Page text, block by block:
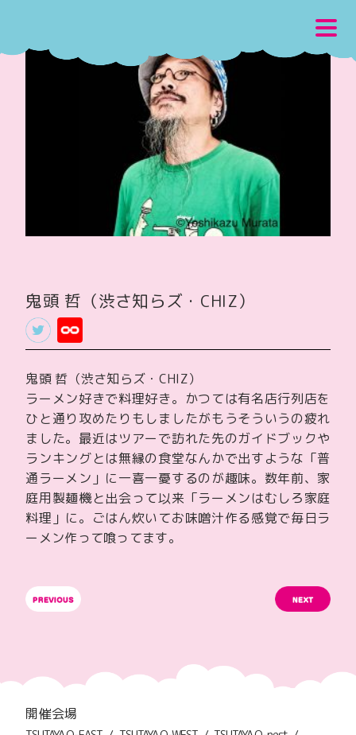
鬼頭 哲（渋さ知らズ・CHIZ）
鬼頭 哲（渋さ知らズ・CHIZ）
ラーメン好きで料理好き。かつては有名店行列店を
ひと通り攻めたりもしましたがもうそういうの疲れ
ました。最近はツアーで訪れた先のガイドブックや
ランキングとは無縁の食堂なんかで出すような「普
通ラーメン」に一喜一憂するのが趣味。数年前、家
庭用製麺機と出会って以来「ラーメンはむしろ家庭
料理」に。ごはん炊いてお味噌汁作る感覚で毎日ラ
ーメン作って喰ってます。
開催会場